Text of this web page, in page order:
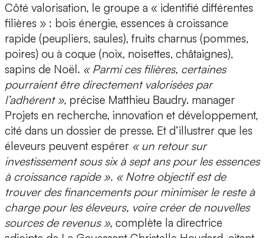
Côté valorisation, le groupe a « identifié différentes
filières » : bois énergie, essences à croissance
rapide (peupliers, saules), fruits charnus (pommes,
poires) ou à coque (noix, noisettes, châtaignes),
sapins de Noël. « Parmi ces filières, certaines
pourraient être directement valorisées par
l’adhérent », précise Matthieu Baudry. manager
Projets en recherche, innovation et développement,
cité dans un dossier de presse. Et d’illustrer que les
éleveurs peuvent espérer « un retour sur
investissement sous six à sept ans pour les essences
à croissance rapide ». « Notre objectif est de
trouver des financements pour minimiser le reste à
charge pour les éleveurs, voire créer de nouvelles
sources de revenus », complète la directrice